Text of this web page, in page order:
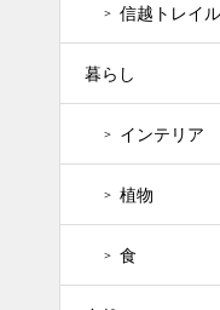
信越トレイル
暮らし
インテリア
植物
食